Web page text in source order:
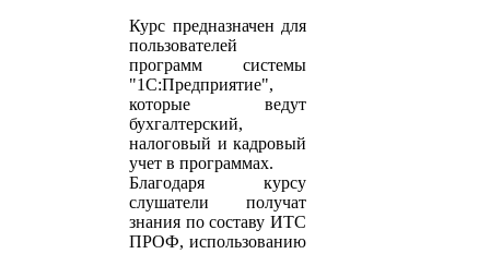
Курс предназначен для
пользователей
программ системы
"1С:Предприятие",
которые ведут
бухгалтерский,
налоговый и кадровый
учет в программах.
Благодаря курсу
слушатели получат
знания по составу ИТС
ПРОФ, использованию